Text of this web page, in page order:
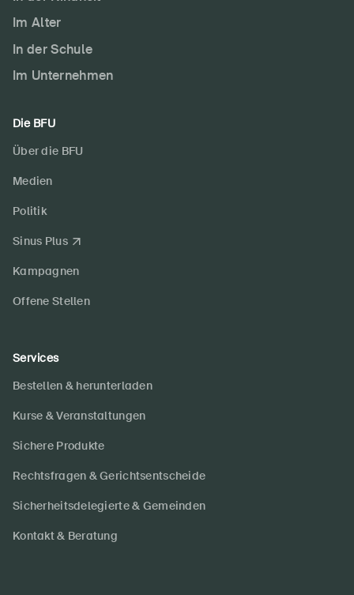
Im Alter
In der Schule
Im Unternehmen
Die BFU
Über die BFU
Medien
Politik
Sinus Plus
Kampagnen
Offene Stellen
Services
Bestellen & herunterladen
Kurse & Veranstaltungen
Sichere Produkte
Rechtsfragen & Gerichtsentscheide
Sicherheitsdelegierte & Gemeinden
Kontakt & Beratung